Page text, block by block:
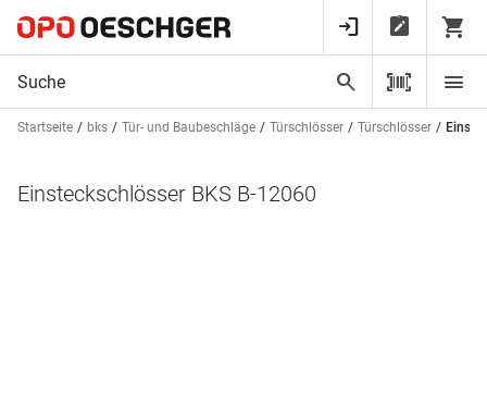
Startseite bks Tür- und Baubeschläge Türschlösser Türschlösser
Einsteckschlösser BKS B-12060